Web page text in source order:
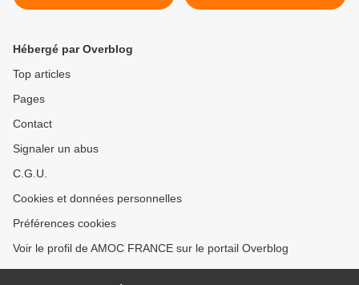
VIENNE"
Hébergé par Overblog
Top articles
Pages
Contact
Signaler un abus
C.G.U.
Cookies et données personnelles
Préférences cookies
Voir le profil de AMOC FRANCE sur le portail Overblog